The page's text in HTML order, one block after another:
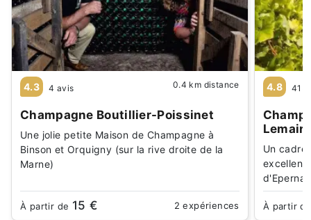
4.3 4 avis 0.4 km distance
Champagne Boutillier-Poissinet
Une jolie petite Maison de Champagne à
Binson et Orquigny (sur la rive droite de la
Marne)
À partir de 15 € 2 expériences
4.8 415
Lemaire
Un cadre
d'Epernay
À partir